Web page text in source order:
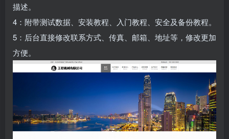
描述。
4：附带测试数据、安装教程、入门教程、安全及备份教程。
5：后台直接修改联系方式、传真、邮箱、地址等，修改更加
方便。